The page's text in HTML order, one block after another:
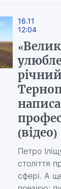
16.11
12:04
(відео)
Петро
століття
сфері. А